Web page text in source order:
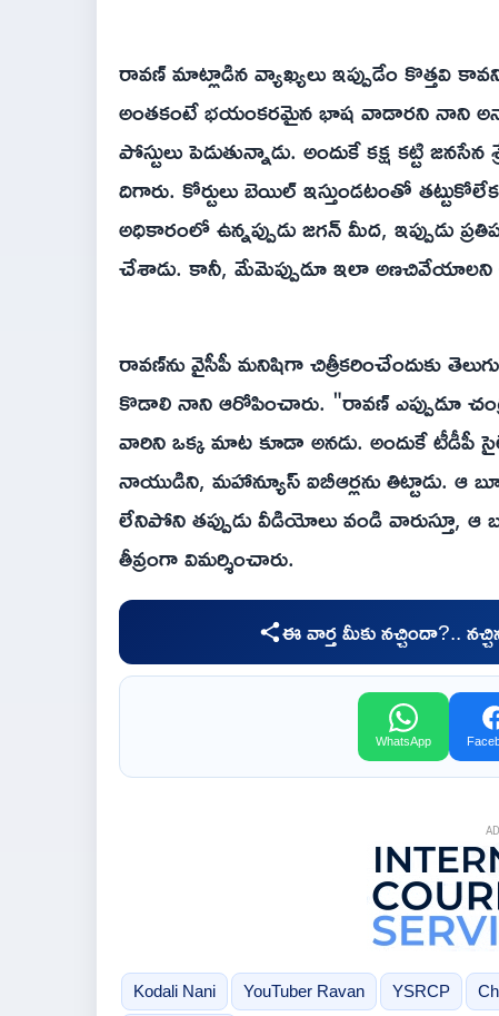
రావణ్ మాట్లాడిన వ్యాఖ్యలు ఇప్పుడేం కొత్తవి
అంతకంటే భయంకరమైన భాష వాడారని నాని
పోస్టులు పెడుతున్నాడు. అందుకే కక్ష కట్టి జనసేన
దిగారు. కోర్టులు బెయిల్ ఇస్తుండటంతో
అధికారంలో ఉన్నప్పుడు జగన్ మీద, ఇప్పుడు
చేశాడు. కానీ, మేమెప్పుడూ ఇలా అణచివేయాలని
రావణ్‌ను వైసీపీ మనిషిగా చిత్రీకరించేందుకు
కొడాలి నాని ఆరోపించారు. "రావణ్ ఎప్పుడూ
వారిని ఒక్క మాట కూడా అనడు. అందుకే టీడీపీ
నాయుడిని, మహాన్యూస్ ఐబీఆర్లను తిట్టాడు. ఆ
లేనిపోని తప్పుడు వీడియోలు వండి వారుస్తూ, ఆ
తీవ్రంగా విమర్శించారు.
ఈ వార్త మీకు నచ్చిందా?..
WhatsApp
Kodali Nani YouTuber Ravan YSRCP